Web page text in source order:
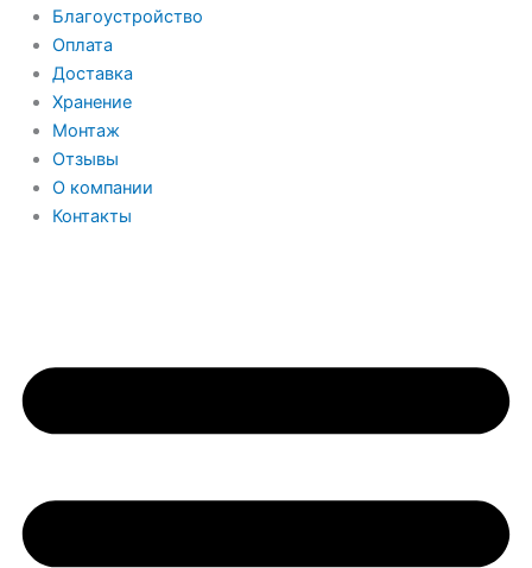
Благоустройство
Оплата
Доставка
Хранение
Монтаж
Отзывы
О компании
Контакты